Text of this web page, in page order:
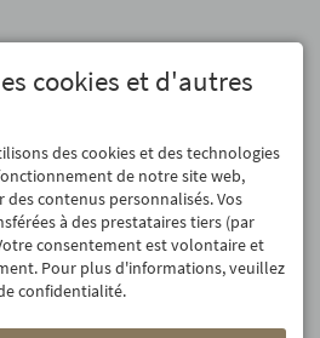
And we don’t like spam, either. We
time.
cookies et d'autres
des cookies et des technologies
de notre site web,
contenus personnalisés. Vos
à des prestataires tiers (par
consentement est volontaire et
Pour plus d'informations, veuillez
confidentialité.